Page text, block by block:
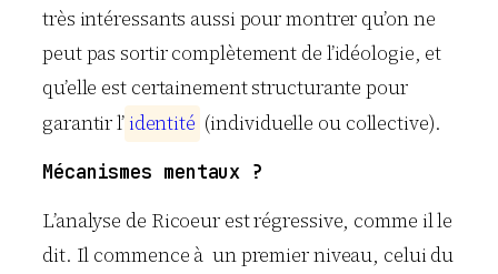
très intéressants aussi pour montrer qu’on ne
peut pas sortir complètement de l’idéologie, et
qu’elle est certainement structurante pour
garantir l’ identité (individuelle ou collective).
Mécanismes mentaux ?
L’analyse de Ricoeur est régressive, comme il le
dit. Il commence à un premier niveau, celui du